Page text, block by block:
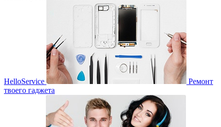
HelloService
Ремонт
твоего гаджета